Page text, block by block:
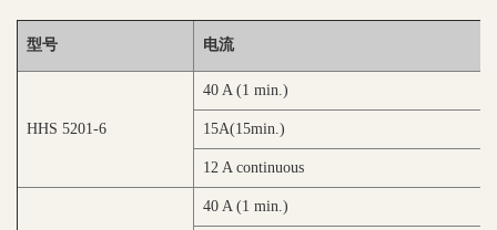
型号 电流
HHS 5201-6
40 A (1 min.)
15A(15min.)
12 A continuous
40 A (1 min.)